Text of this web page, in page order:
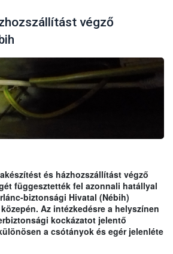
végző
és házhozszállítást végző
függesztették fel azonnali hatállyal
biztonsági Hivatal (Nébih)
Az intézkedésre a helyszínen
kockázatot jelentő
a csótányok és egér jelenléte